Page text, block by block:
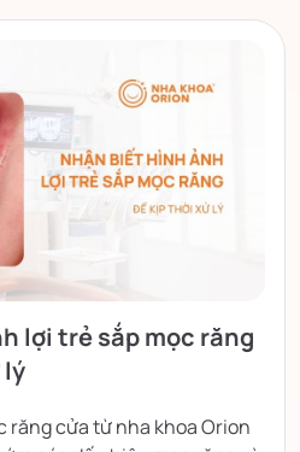
lợi trẻ sắp mọc răng
lý
răng cửa từ nha khoa Orion